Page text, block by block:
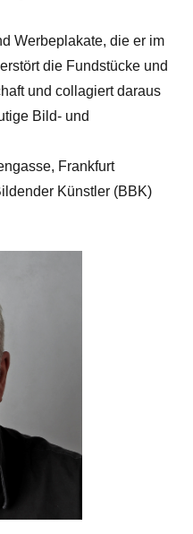
Werbeplakate, die er im
die Fundstücke und
und collagiert daraus
Bild- und
Frankfurt
Künstler (BBK)